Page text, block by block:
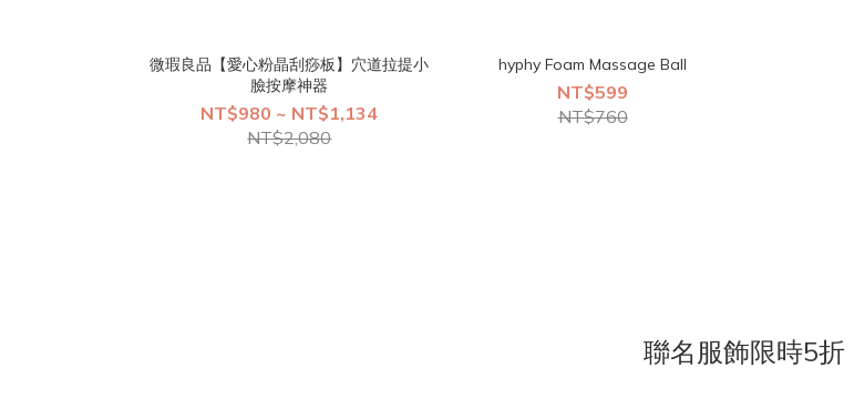
微瑕良品【愛心粉晶刮痧板】穴道拉提小
臉按摩神器
NT$980 ~ NT$1,134
NT$2,080
hyphy Foam Massage Ball
NT$599
NT$760
聯名服飾限時5折